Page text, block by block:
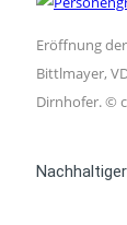
Eröffnung
Bittlmayer,
Dirnhofer. ©